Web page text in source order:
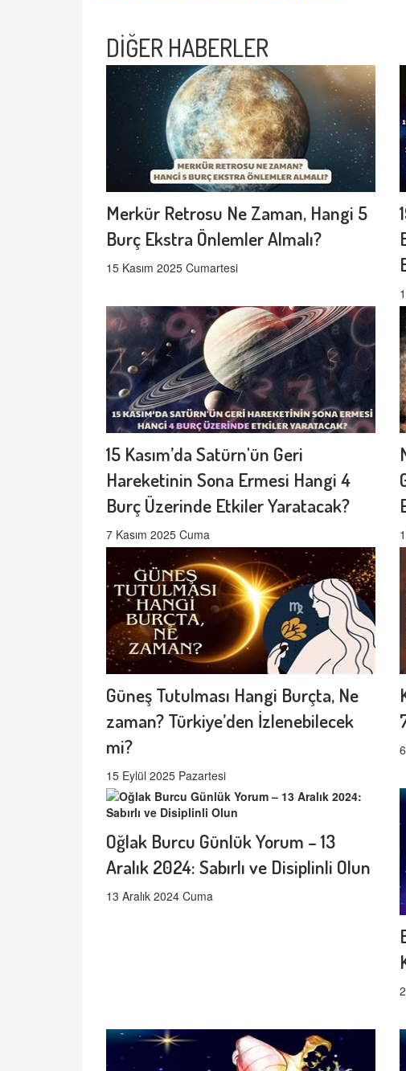
DİĞER HABERLER
Merkür Retrosu Ne Zaman, Hangi 5
Burç Ekstra Önlemler Almalı?
15 Kasım 2025 Cumartesi
15 Kasım’da Satürn'ün Geri
Hareketinin Sona Ermesi Hangi 4
Burç Üzerinde Etkiler Yaratacak?
7 Kasım 2025 Cuma
Güneş Tutulması Hangi Burçta, Ne
zaman? Türkiye’den İzlenebilecek
mi?
15 Eylül 2025 Pazartesi
Oğlak Burcu Günlük Yorum – 13
Aralık 2024: Sabırlı ve Disiplinli Olun
13 Aralık 2024 Cuma